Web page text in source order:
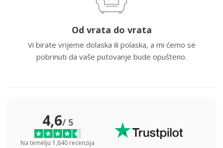
Od vrata do vrata
Vi birate vrijeme dolaska ili polaska, a mi ćemo se
pobrinuti da vaše putovanje bude opušteno.
4,6/ 5
Na temelju 1,840 recenzija